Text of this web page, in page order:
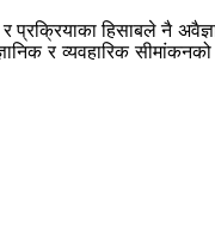
प्रक्रियाका हिसाबले नै
र व्यवहारिक